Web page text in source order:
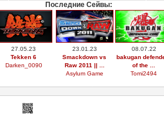
Последние Сейвы:
27.05.23
Tekken 6
Darken_0090
23.01.23
Smackdown vs
Raw 2011 || ...
Asylum Game
08.07.22
bakugan
of the ...
Tomi2494